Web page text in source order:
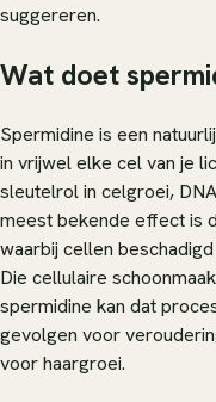
suggereren.
Wat doet
Spermidine is een
in vrijwel elke cel van je
sleutelrol in celgroei,
meest bekende effect is
waarbij cellen
Die cellulaire
spermidine kan dat
gevolgen voor
voor haargroei.